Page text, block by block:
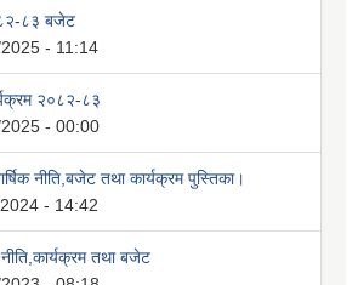
८३ बजेट
- 11:14
२०८२-८३
- 00:00
नीति,बजेट तथा कार्यक्रम पुस्तिका।
- 14:42
तथा बजेट